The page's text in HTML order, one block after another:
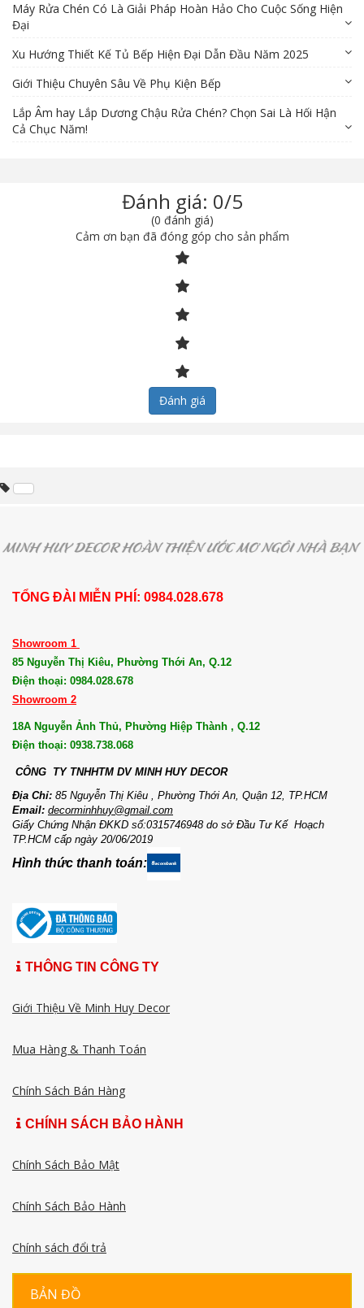
Máy Rửa Chén Có Là Giải Pháp Hoàn Hảo Cho Cuộc Sống Hiện
Đại
Xu Hướng Thiết Kế Tủ Bếp Hiện Đại Dẫn Đầu Năm 2025
Giới Thiệu Chuyên Sâu Về Phụ Kiện Bếp
Lắp Âm hay Lắp Dương Chậu Rửa Chén? Chọn Sai Là Hối Hận
Cả Chục Năm!
Đánh giá: 0/5
(0 đánh giá)
Cảm ơn bạn đã đóng góp cho sản phẩm
Đánh giá
TỔNG ĐÀI MIỄN PHÍ: 0984.028.678
Showroom 1
85 Nguyễn Thị Kiêu, Phường Thới An, Q.12
Điện thoại: 0984.028.678
Showroom 2
18A Nguyễn Ảnh Thủ, Phường Hiệp Thành , Q.12
Điện thoại: 0938.738.068
CÔNG TY TNHHTM DV MINH HUY DECOR
Địa Chỉ: 85 Nguyễn Thị Kiêu , Phường Thới An, Quận 12, TP.HCM
Email: decorminhhuy@gmail.com
Giấy Chứng Nhận ĐKKD số:0315746948 do sở Đầu Tư Kế Hoạch
TP.HCM cấp ngày 20/06/2019
Hình thức thanh toán:
THÔNG TIN CÔNG TY
Giới Thiệu Về Minh Huy Decor
Mua Hàng & Thanh Toán
Chính Sách Bán Hàng
CHÍNH SÁCH BẢO HÀNH
Chính Sách Bảo Mật
Chính Sách Bảo Hành
Chính sách đổi trả
BẢN ĐỒ